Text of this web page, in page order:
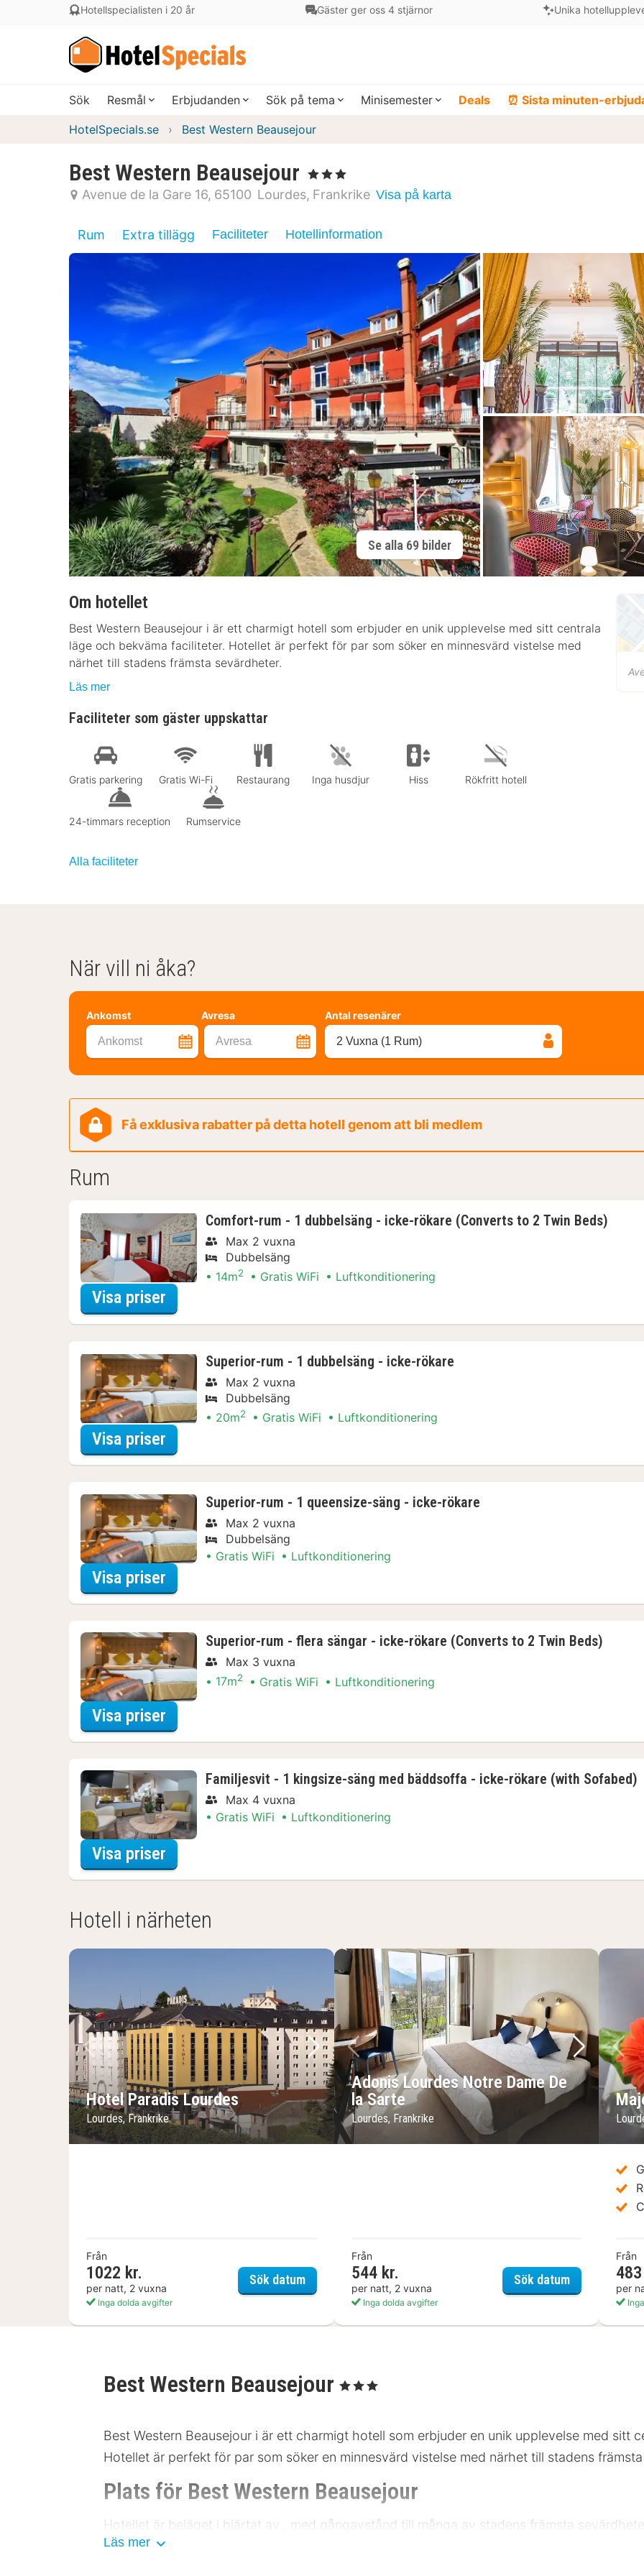
Hotellspecialisten i 20 år Gäster ger oss 4 stjärnor Unika
Sök Resmål Erbjudanden Sök på tema Minisemester Deals ⏰ Sista minuten-
HotelSpecials.se Best Western Beausejour
Best Western Beausejour , 3 Stjärnor
Avenue de la Gare 16 65100 Lourdes Frankrike Visa på karta
Rum Extra tillägg Faciliteter Hotellinformation
Se alla 69 bilder
Om hotellet
Best Western Beausejour i är ett charmigt hotell som erbjuder en unik upplevelse med sitt centrala
läge och bekväma faciliteter. Hotellet är perfekt för par som söker en minnesvärd vistelse med
närhet till stadens främsta sevärdheter.
Läs mer
Faciliteter som gäster uppskattar
Gratis parkering Gratis Wi-Fi Restaurang Inga husdjur Hiss Rökfritt hotell
24-timmars reception Rumservice
Alla faciliteter
När vill ni åka?
Ankomst Avresa
Ankomst Avresa
Antal resenärer
2 Vuxna (1 Rum)
Få exklusiva rabatter på detta hotell genom att bli medlem
Rum
Comfort-rum - 1 dubbelsäng - icke-rökare (Converts to 2 Twin Beds)
Max 2 vuxna
Dubbelsäng
14m2 Gratis WiFi Luftkonditionering
Visa priser
Superior-rum - 1 dubbelsäng - icke-rökare
Max 2 vuxna
Dubbelsäng
20m2 Gratis WiFi Luftkonditionering
Visa priser
Superior-rum - 1 queensize-säng - icke-rökare
Max 2 vuxna
Dubbelsäng
Gratis WiFi
Luftkonditionering
Visa priser
Superior-rum - flera sängar - icke-rökare (Converts to 2 Twin Beds)
Max 3 vuxna
17m2 Gratis WiFi Luftkonditionering
Visa priser
Familjesvit - 1 kingsize-säng med bäddsoffa - icke-rökare (with Sofabed)
Max 4 vuxna
Gratis WiFi
Luftkonditionering
Visa priser
Hotell i närheten
Föregående bild
Nästa bild
Hotel Paradis Lourdes
Lourdes, Frankrike
Från
1022 kr.
per natt, 2 vuxna
Inga dolda avgifter
Sök datumHotel Paradis Lourdes
Föregående bild
Nästa bild
Adonis Lourdes Notre Dame De
la Sarte
Lourdes, Frankrike
Från
544 kr.
per natt, 2 vuxna
Inga dolda avgifter
Sök datumAdonis
Från
per
Best Western Beausejour , 3 Stjärnor
Best Western Beausejour i är ett charmigt hotell som erbjuder en unik upplevelse med sitt
Hotellet är perfekt för par som söker en minnesvärd vistelse med närhet till stadens
Plats för Best Western Beausejour
Hotellet är beläget i hjärtat av , med gångavstånd till många av stadens främsta
500 meter bort, vilket gör det enkelt att utforska området. Några av de närliggande
Läs mer